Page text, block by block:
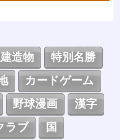
造物
特別名勝
カードゲーム
野球漫画
漢字
ラブ
国